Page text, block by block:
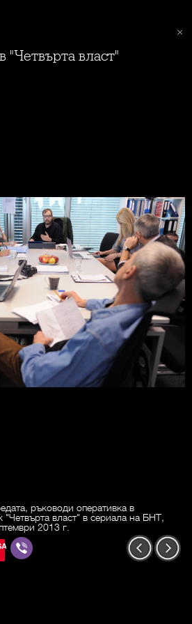
"Четвърта власт"
ръководи оперативка в
"Четвърта власт" в сериала на БНТ,
2013 г.